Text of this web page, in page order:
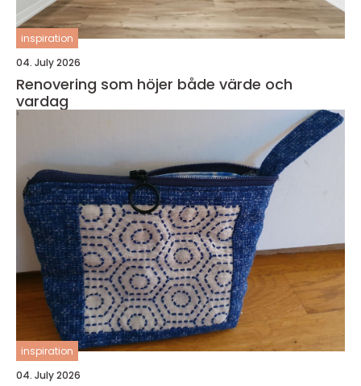
inspiration
04. July 2026
Renovering som höjer både värde och
vardag
inspiration
04. July 2026